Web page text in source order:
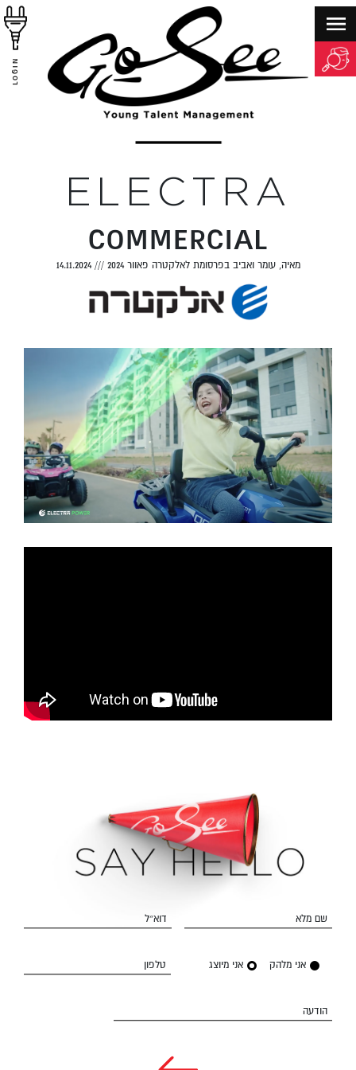
LOGIN
ELECTRA
COMMERCIAL
מאיה, עומר ואביב בפרסומת לאלקטרה פאוור 2024 ///
14.11.2024
שם מלא דוא״ל
אני מלהק אני מיוצג טלפון
הודעה